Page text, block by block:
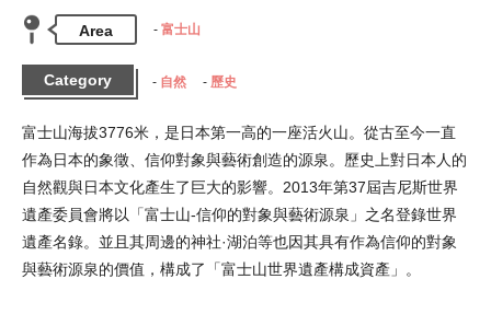
Area 富士山
Category 自然 歷史
富士山海拔3776米，是日本第一高的一座活火山。從古至今一直
作為日本的象徵、信仰對象與藝術創造的源泉。歷史上對日本人的
自然觀與日本文化產生了巨大的影響。2013年第37屆吉尼斯世界
遺產委員會將以「富士山-信仰的對象與藝術源泉」之名登錄世界
遺產名錄。並且其周邊的神社·湖泊等也因其具有作為信仰的對象
與藝術源泉的價值，構成了「富士山世界遺產構成資產」。